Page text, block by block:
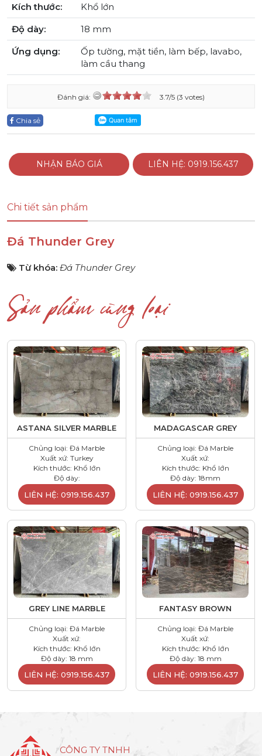
Kích thước:
Khổ lớn
Độ dày:
18 mm
Ứng dụng:
Ốp tường, mặt tiền, làm bếp, lavabo,
làm cầu thang
Đánh giá: 3.7/5 (3 votes)
Chia sẻ
NHẬN BÁO GIÁ LIÊN HỆ: 0919.156.437
Chi tiết sản phẩm
Đá Thunder Grey
Từ khóa: Đá Thunder Grey
Sản phẩm cùng loại
ASTANA SILVER MARBLE
Chủng loại: Đá Marble
Xuất xứ: Turkey
Kích thước: Khổ lớn
Độ dày:
LIÊN HỆ: 0919.156.437
MADAGASCAR GREY
Chủng loại: Đá Marble
Xuất xứ:
Kích thước: Khổ lớn
Độ dày: 18mm
LIÊN HỆ: 0919.156.437
GREY LINE MARBLE
Chủng loại: Đá Marble
Xuất xứ:
Kích thước: Khổ lớn
Độ dày: 18 mm
LIÊN HỆ: 0919.156.437
FANTASY BROWN
Chủng loại: Đá Marble
Xuất xứ:
Kích thước: Khổ lớn
Độ dày: 18 mm
LIÊN HỆ: 0919.156.437
CÔNG TY TNHH